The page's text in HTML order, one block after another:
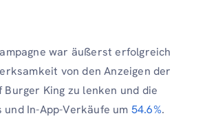
war äußerst erfolgreich
von den Anzeigen der
King zu lenken und die
und In-App-Verkäufe um 54.6%.